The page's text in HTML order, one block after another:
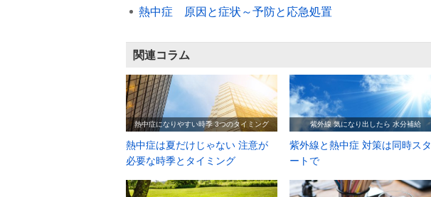
熱中症 原因と症状～予防と応急処置
関連コラム
熱中症は夏だけじゃない 注意が
必要な時季とタイミング
熱中症になりやすい時季 3つのタイミング
紫外線と熱中症 対策は同時スタ
ートで
紫外線 気になり出したら 水分補給